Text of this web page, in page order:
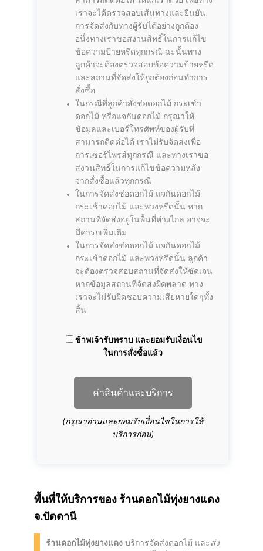
เราจะได้ตรวจสอบเส้นทางและยืนยัน
การจัดส่งกับทางผู้รับได้อย่างถูกต้อง
อนึ่งทางเราขอสงวนสิทธิ์ในการแก้ไข
ข้อความป้ายหรีดทุกกรณี ฉะนั้นทาง
ลูกค้าจะต้องตรวจสอบข้อความป้ายหรีด
และสถานที่จัดส่งให้ถูกต้องก่อนทำการ
สั่งซื้อ
ในกรณีที่ลูกค้าสั่งช่อดอกไม้ กระเช้า
ดอกไม้ หรือแจกันดอกไม้ กรุณาให้
ข้อมูลและเบอร์โทรศัพท์ของผู้รับที่
สามารถติดต่อได้ เราไม่รับจัดส่งเพื่อ
การเซอร์ไพรส์ทุกกรณี และทางเราขอ
สงวนสิทธิ์ในการแก้ไขข้อความหลัง
จากสั่งซื้อแล้วทุกกรณี
ในการจัดส่งช่อดอกไม้ แจกันดอกไม้
กระเช้าดอกไม้ และพวงหรีดนั้น หาก
สถานที่จัดส่งอยู่ในพื้นที่ห่างไกล อาจจะ
มีค่ารถเพิ่มเติม
ในการจัดส่งช่อดอกไม้ แจกันดอกไม้
กระเช้าดอกไม้ และพวงหรีดนั้น ลูกค้า
จะต้องตรวจสอบสถานที่จัดส่งให้ชัดเจน
หากข้อมูลสถานที่จัดส่งผิดพลาด ทาง
เราจะไม่รับผิดชอบความเสียหายใดๆทั้ง
สิ้น
ข้าพเจ้ารับทราบ และยอมรับเงื่อนไข
ในการสั่งซื้อแล้ว
ค่าสินค้าและบริการ
(กรุณาอ่านและยอมรับเงื่อนไขในการให้
บริการก่อน)
พื้นที่ให้บริการของ ร้านดอกไม้ทุ่งยางแดง
จ.ปัตตานี
ร้านดอกไม้ทุ่งยางแดง บริการจัดส่งดอกไม้ และ ส่ง